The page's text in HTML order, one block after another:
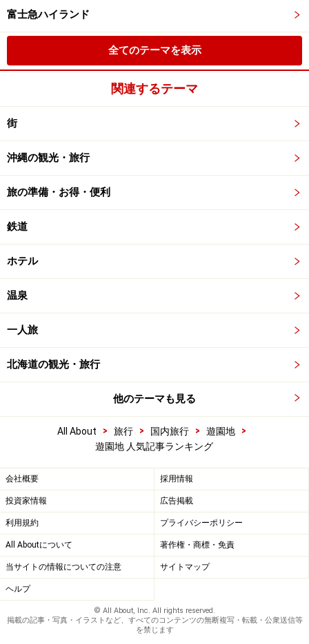
富士急ハイランド
全てのテーマを表示
関連するテーマ
街
沖縄の観光・旅行
旅の準備・お得・便利
鉄道
ホテル
温泉
一人旅
北海道の観光・旅行
他のテーマも見る
All About > 旅行 > 国内旅行 > 遊園地
>
遊園地 人気記事ランキング
会社概要 採用情報
投資家情報 広告掲載
利用規約 プライバシーポリシー
All Aboutについて 著作権・商標・免責
当サイトの情報についての注意 サイトマップ
ヘルプ
© All About, Inc. All rights reserved.
掲載の記事・写真・イラストなど、すべてのコンテンツの無断複写・転載・公衆送信等
を禁じます